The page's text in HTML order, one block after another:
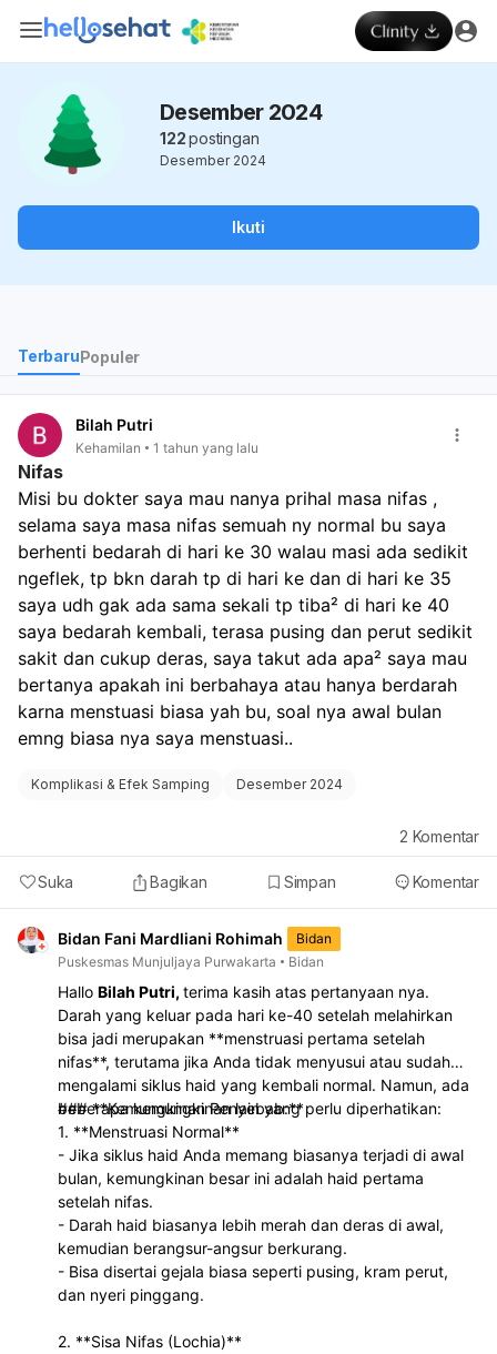
Desember 2024
122postingan
Desember 2024
Ikuti
TerbaruPopuler
Bilah Putri
Kehamilan 1 tahun yang lalu
Nifas
Misi bu dokter saya mau nanya prihal masa nifas ,
selama saya masa nifas semuah ny normal bu saya
berhenti bedarah di hari ke 30 walau masi ada sedikit
ngeflek, tp bkn darah tp di hari ke dan di hari ke 35
saya udh gak ada sama sekali tp tiba² di hari ke 40
saya bedarah kembali, terasa pusing dan perut sedikit
sakit dan cukup deras, saya takut ada apa² saya mau
bertanya apakah ini berbahaya atau hanya berdarah
karna menstuasi biasa yah bu, soal nya awal bulan
emng biasa nya saya menstuasi..
Komplikasi & Efek Samping Desember 2024
Suka Bagikan Simpan Komentar
2 Komentar
Bidan Fani Mardliani Rohimah
Bidan
Puskesmas Munjuljaya Purwakarta
Bidan
Hallo Bilah Putri, terima kasih atas pertanyaan nya.
Darah yang keluar pada hari ke-40 setelah melahirkan
bisa jadi merupakan **menstruasi pertama setelah
nifas**, terutama jika Anda tidak menyusui atau sudah
mengalami siklus haid yang kembali normal. Namun, ada
beberapa kemungkinan lain yang perlu diperhatikan:
### **Kemungkinan Penyebab:**
1. **Menstruasi Normal**
- Jika siklus haid Anda memang biasanya terjadi di awal
bulan, kemungkinan besar ini adalah haid pertama
setelah nifas.
- Darah haid biasanya lebih merah dan deras di awal,
kemudian berangsur-angsur berkurang.
- Bisa disertai gejala biasa seperti pusing, kram perut,
dan nyeri pinggang.
2. **Sisa Nifas (Lochia)**